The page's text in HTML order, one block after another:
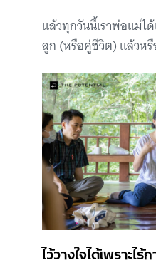
แล้วทุกวันนี้เราพ่อแม่ไ
ลูก (หรือคู่ชีวิต) แล้วหรื
ไว้วางใจได้เพราะไ